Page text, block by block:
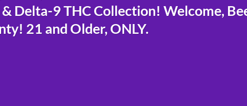
Delta-9 THC Collection! Welcome,
21 and Older, ONLY.